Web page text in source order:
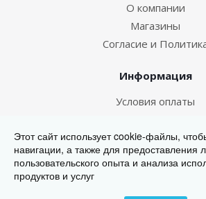
О компании
Магазины
Согласие и
Информация
Условия оплаты
567-000
Этот сайт использует cookie-файлы,
навигации, а также для предоставления
пользовательского опыта и анализа
продуктов и услуг